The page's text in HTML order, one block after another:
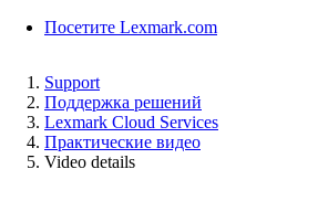
Посетите Lexmark.com
Support
Поддержка решений
Lexmark Cloud Services
Практические видео
Video details